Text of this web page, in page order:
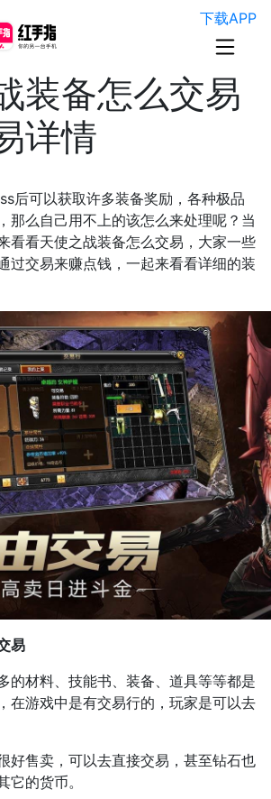
下载APP
装备怎么交易
详情
后可以获取许多装备奖励，各种极品
那么自己用不上的该怎么来处理呢？当
看看天使之战装备怎么交易，大家一些
过交易来赚点钱，一起来看看详细的装
易
的材料、技能书、装备、道具等等都是
在游戏中是有交易行的，玩家是可以去
好售卖，可以去直接交易，甚至钻石也
它的货币。